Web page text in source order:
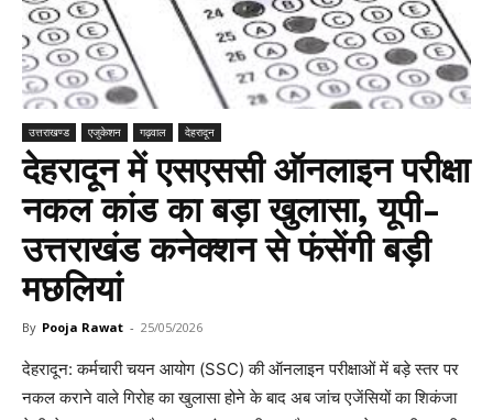
उत्तराखण्ड एजुकेशन गढ़वाल देहरादून
देहरादून में एसएससी ऑनलाइन परीक्षा
नकल कांड का बड़ा खुलासा, यूपी-
उत्तराखंड कनेक्शन से फंसेंगी बड़ी
मछलियां
By Pooja Rawat - 25/05/2026
देहरादून: कर्मचारी चयन आयोग (SSC) की ऑनलाइन परीक्षाओं में बड़े स्तर पर
नकल कराने वाले गिरोह का खुलासा होने के बाद अब जांच एजेंसियों का शिकंजा